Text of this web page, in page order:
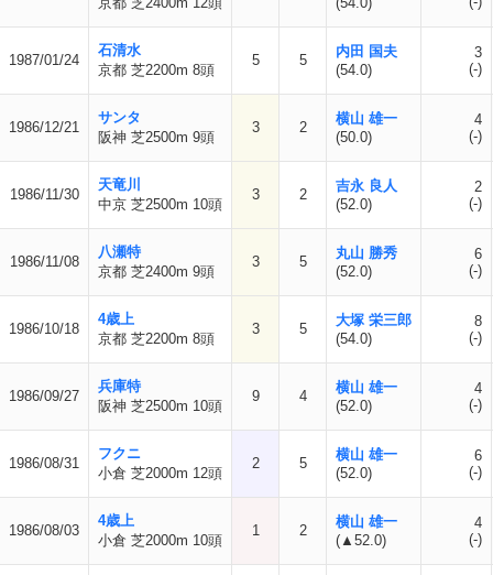
1987/01/24
石清水
京都 芝2200m 8頭
5 5
内田 国夫
(54.0)
3
(-)
1986/12/21
サンタ
阪神 芝2500m 9頭
3 2
横山 雄一
(50.0)
4
(-)
1986/11/30
天竜川
中京 芝2500m 10頭
3 2
吉永 良人
(52.0)
2
(-)
1986/11/08
八瀬特
京都 芝2400m 9頭
3 5
丸山 勝秀
(52.0)
6
(-)
1986/10/18
4歳上
京都 芝2200m 8頭
3 5
大塚 栄三郎
(54.0)
8
(-)
1986/09/27
兵庫特
阪神 芝2500m 10頭
9 4
横山 雄一
(52.0)
4
(-)
1986/08/31
フクニ
小倉 芝2000m 12頭
2 5
横山 雄一
(52.0)
6
(-)
1986/08/03
4歳上
小倉 芝2000m 10頭
1 2
横山 雄一
(▲52.0)
4
(-)